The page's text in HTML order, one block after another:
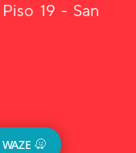
19 - San